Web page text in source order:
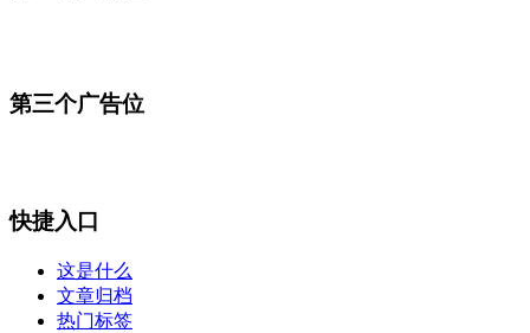
第三个广告位
快捷入口
这是什么
文章归档
热门标签